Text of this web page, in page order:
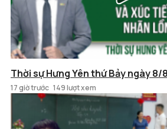
Thời sự Hưng Yên thứ Bảy ngày
17 giờ trước 149 lượt xem